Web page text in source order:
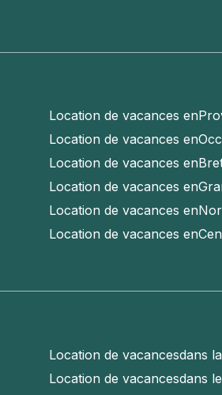
Location de vacances en
Location de vacances en
Location de vacances en
Location de vacances en
Location de vacances en
Location de vacances en
Location de vacancesdans
Location de vacancesdans